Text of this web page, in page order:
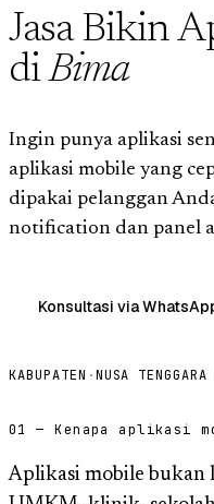
Jasa Bikin
diBima
Ingin punya aplikasi
aplikasi mobile yang
dipakai pelanggan
notification dan panel
Konsultasi via
KABUPATEN ·NUSA
01 — Kenapa aplikasi
Aplikasi mobile bukan